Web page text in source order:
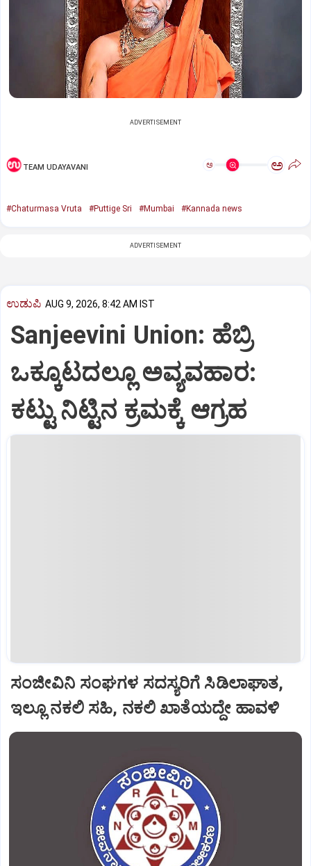
ADVERTISEMENT
TEAM UDAYAVANI ಅ ಅ
#Chaturmasa Vruta #Puttige Sri #Mumbai #Kannada news
ADVERTISEMENT
ಉಡುಪಿ AUG 9, 2026, 8:42 AM IST
Sanjeevini Union: ಹೆಬ್ರಿ
ಒಕ್ಕೂಟದಲ್ಲೂ ಅವ್ಯವಹಾರ:
ಕಟ್ಟು ನಿಟ್ಟಿನ ಕ್ರಮಕ್ಕೆ ಆಗ್ರಹ
ಸಂಜೀವಿನಿ ಸಂಘಗಳ ಸದಸ್ಯರಿಗೆ ಸಿಡಿಲಾಘಾತ,
ಇಲ್ಲೂ ನಕಲಿ ಸಹಿ, ನಕಲಿ ಖಾತೆಯದ್ದೇ ಹಾವಳಿ